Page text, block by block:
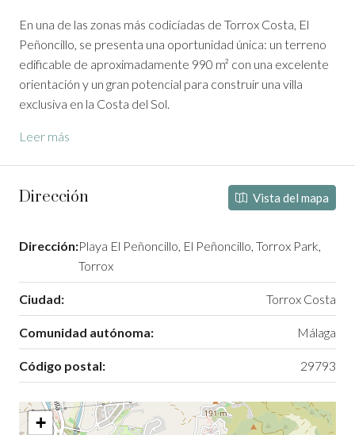
En una de las zonas más codiciadas de Torrox Costa, El
Peñoncillo, se presenta una oportunidad única: un terreno
edificable de aproximadamente 990 m² con una excelente
orientación y un gran potencial para construir una villa
exclusiva en la Costa del Sol.
Leer más
Dirección Vista del mapa
Dirección:Playa El Peñoncillo, El Peñoncillo, Torrox Park,
Torrox
Ciudad: Torrox Costa
Comunidad autónoma: Málaga
Código postal: 29793
+